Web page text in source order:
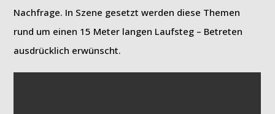
Nachfrage. In Szene gesetzt werden diese Themen
rund um einen 15 Meter langen Laufsteg – Betreten
ausdrücklich erwünscht.